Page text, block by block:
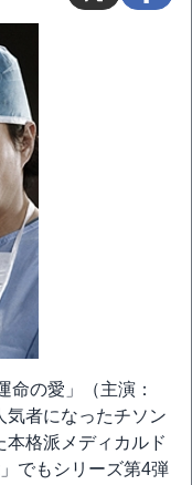
命の愛」（主演：
気者になったチソン
本格派メディカルド
でもシリーズ第4弾